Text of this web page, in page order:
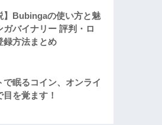
】Bubingaの使い方と魅
ガバイナリー 評判・ロ
録方法まとめ
で眠るコイン、オンライ
目を覚ます！